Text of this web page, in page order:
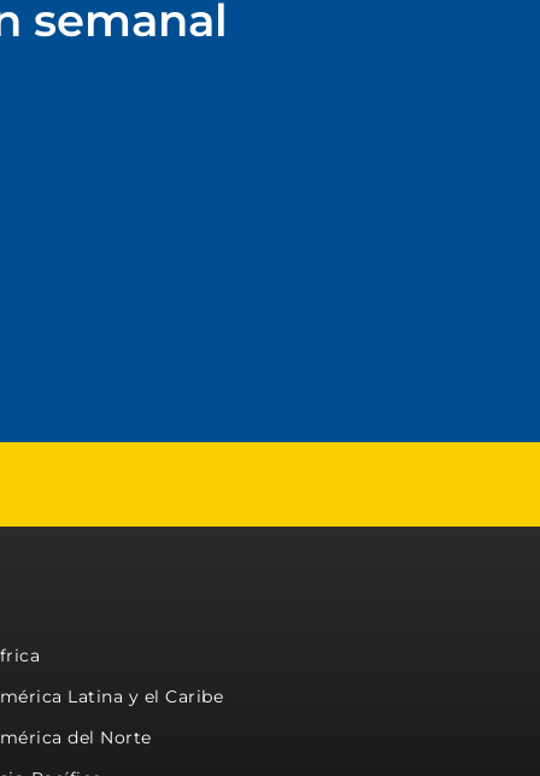
semanal
Latina y el Caribe
del Norte